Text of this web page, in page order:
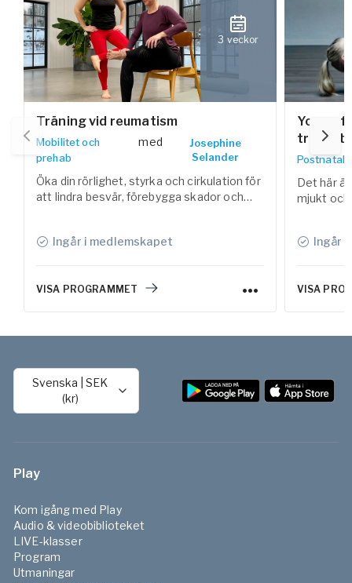
3 veckor
Träning vid reumatism
Mobilitet och
prehab
med
Josephine
Selander
Öka din rörlighet, styrka och cirkulation för
att lindra besvär, förebygga skador och
Ingår i medlemskapet
VISA PROGRAMMET
Yoga
Postnatal
Det här
mjukt
Ingår i
VISA
Svenska |SEK
(kr)
Play
Kom igång med Play
Audio & videobiblioteket
LIVE-klasser
Program
Utmaningar